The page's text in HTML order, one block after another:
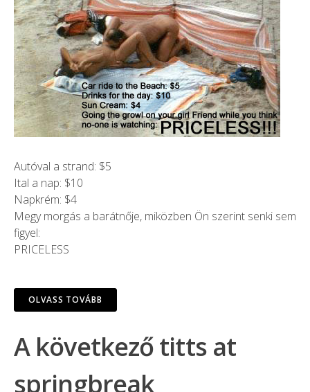
Autóval a strand: $5
Ital a nap: $10
Napkrém: $4
Megy morgás a barátnője, miközben Ön szerint senki sem
figyel:
PRICELESS
OLVASS TOVÁBB
A következő titts at
springbreak